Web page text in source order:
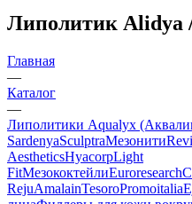
Липолитик Alidya
Главная
—
Каталог
—
Липолитики Aqualyx
SardenyaSculptraМезонитиRevi
AestheticsHyacorpLight
FitМезококтейлиEuroresearch
RejuAmalainTesoroPromoitalia